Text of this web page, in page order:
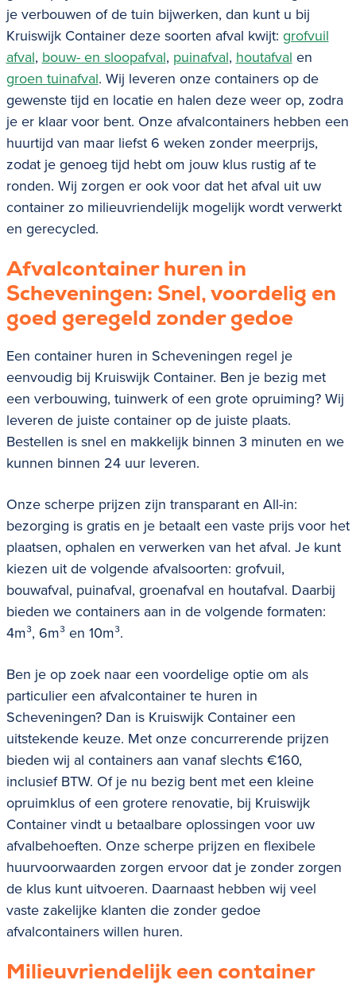
je verbouwen of de tuin bijwerken, dan kunt u bij
Kruiswijk Container deze soorten afval kwijt: grofvuil
afval, bouw- en sloopafval, puinafval, houtafval en
groen tuinafval. Wij leveren onze containers op de
gewenste tijd en locatie en halen deze weer op, zodra
je er klaar voor bent. Onze afvalcontainers hebben een
huurtijd van maar liefst 6 weken zonder meerprijs,
zodat je genoeg tijd hebt om jouw klus rustig af te
ronden. Wij zorgen er ook voor dat het afval uit uw
container zo milieuvriendelijk mogelijk wordt verwerkt
en gerecycled.
Afvalcontainer huren in
Scheveningen: Snel, voordelig en
goed geregeld zonder gedoe
Een container huren in Scheveningen regel je
eenvoudig bij Kruiswijk Container. Ben je bezig met
een verbouwing, tuinwerk of een grote opruiming? Wij
leveren de juiste container op de juiste plaats.
Bestellen is snel en makkelijk binnen 3 minuten en we
kunnen binnen 24 uur leveren.
Onze scherpe prijzen zijn transparant en All-in:
bezorging is gratis en je betaalt een vaste prijs voor het
plaatsen, ophalen en verwerken van het afval. Je kunt
kiezen uit de volgende afvalsoorten: grofvuil,
bouwafval, puinafval, groenafval en houtafval. Daarbij
bieden we containers aan in de volgende formaten:
4m³, 6m³ en 10m³.
Ben je op zoek naar een voordelige optie om als
particulier een afvalcontainer te huren in
Scheveningen? Dan is Kruiswijk Container een
uitstekende keuze. Met onze concurrerende prijzen
bieden wij al containers aan vanaf slechts €160,
inclusief BTW. Of je nu bezig bent met een kleine
opruimklus of een grotere renovatie, bij Kruiswijk
Container vindt u betaalbare oplossingen voor uw
afvalbehoeften. Onze scherpe prijzen en flexibele
huurvoorwaarden zorgen ervoor dat je zonder zorgen
de klus kunt uitvoeren. Daarnaast hebben wij veel
vaste zakelijke klanten die zonder gedoe
afvalcontainers willen huren.
Milieuvriendelijk een container